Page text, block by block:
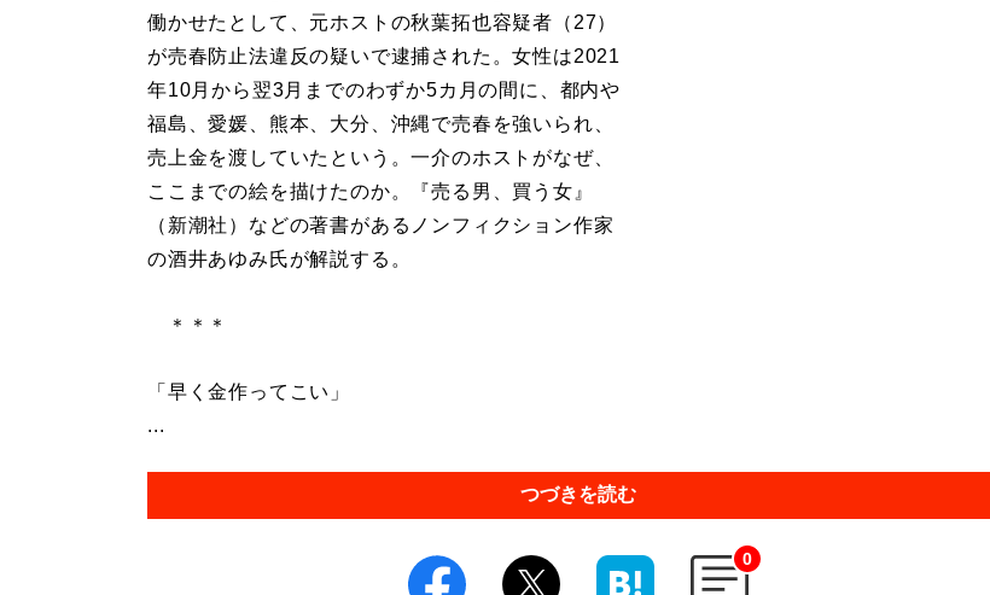
働かせたとして、元ホストの秋葉拓也容疑者（27）
が売春防止法違反の疑いで逮捕された。女性は2021
年10月から翌3月までのわずか5カ月の間に、都内や
福島、愛媛、熊本、大分、沖縄で売春を強いられ、
売上金を渡していたという。一介のホストがなぜ、
ここまでの絵を描けたのか。『売る男、買う女』
（新潮社）などの著書があるノンフィクション作家
の酒井あゆみ氏が解説する。
＊＊＊
「早く金作ってこい」
...
つづきを読む
0